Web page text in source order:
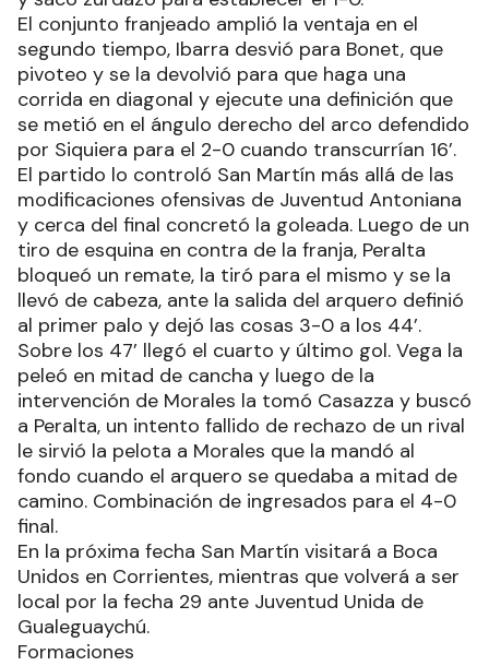
El conjunto franjeado amplió la ventaja en el
segundo tiempo, Ibarra desvió para Bonet, que
pivoteo y se la devolvió para que haga una
corrida en diagonal y ejecute una definición que
se metió en el ángulo derecho del arco defendido
por Siquiera para el 2-0 cuando transcurrían 16’.
El partido lo controló San Martín más allá de las
modificaciones ofensivas de Juventud Antoniana
y cerca del final concretó la goleada. Luego de un
tiro de esquina en contra de la franja, Peralta
bloqueó un remate, la tiró para el mismo y se la
llevó de cabeza, ante la salida del arquero definió
al primer palo y dejó las cosas 3-0 a los 44’.
Sobre los 47’ llegó el cuarto y último gol. Vega la
peleó en mitad de cancha y luego de la
intervención de Morales la tomó Casazza y buscó
a Peralta, un intento fallido de rechazo de un rival
le sirvió la pelota a Morales que la mandó al
fondo cuando el arquero se quedaba a mitad de
camino. Combinación de ingresados para el 4-0
final.
En la próxima fecha San Martín visitará a Boca
Unidos en Corrientes, mientras que volverá a ser
local por la fecha 29 ante Juventud Unida de
Gualeguaychú.
Formaciones